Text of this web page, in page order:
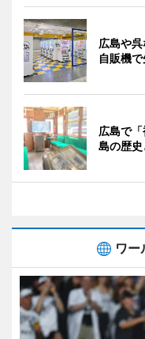
広島や
自販機
広島で
島の歴
ワー